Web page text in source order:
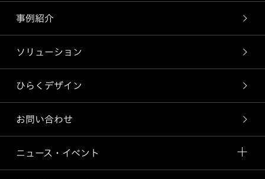
事例紹介
ソリューション
ひらくデザイン
お問い合わせ
ニュース・イベント